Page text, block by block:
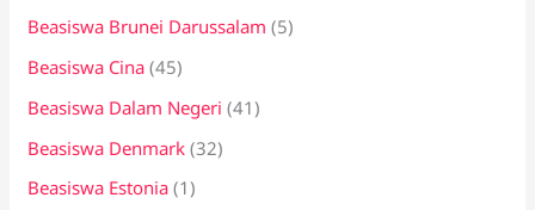
Beasiswa Brunei Darussalam (5)
Beasiswa Cina (45)
Beasiswa Dalam Negeri (41)
Beasiswa Denmark (32)
Beasiswa Estonia (1)